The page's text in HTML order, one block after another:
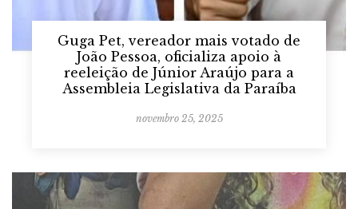
Guga Pet, vereador mais votado de
João Pessoa, oficializa apoio à
reeleição de Júnior Araújo para a
Assembleia Legislativa da Paraíba
novembro 25, 2025